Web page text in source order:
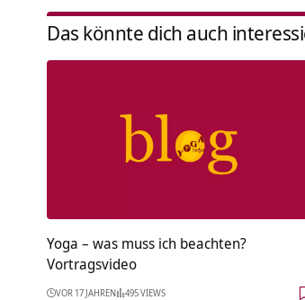
Das könnte dich auch
Yoga – was muss ich beachten?
Vortragsvideo
VOR 17 JAHREN 495 VIEWS